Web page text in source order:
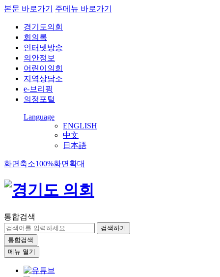
본문 바로가기 주메뉴 바로가기
경기도의회
회의록
인터넷방송
의안정보
어린이의회
지역상담소
e-브리핑
의정포털
Language
ENGLISH
中文
日本語
화면축소100%화면확대
통합검색
검색하기
통합검색
메뉴 열기